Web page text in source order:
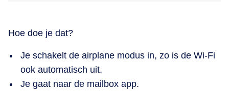
Hoe doe je dat?
Je schakelt de airplane modus in, zo is de Wi-Fi
ook automatisch uit.
Je gaat naar de mailbox app.